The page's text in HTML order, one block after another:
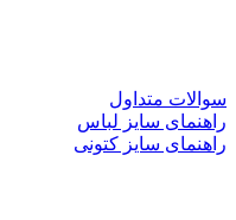
سوالات متداول
راهنمای سایز لباس
راهنمای سایز کتونی